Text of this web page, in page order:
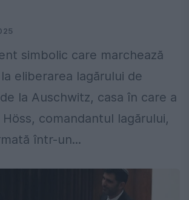
simbolic care marchează
eliberarea lagărului de
la Auschwitz, casa în care a
comandantul lagărului,
într-un...